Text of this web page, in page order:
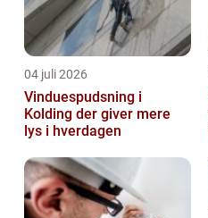
04 juli 2026
Vinduespudsning i
Kolding der giver mere
lys i hverdagen